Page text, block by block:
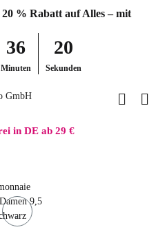
% Rabatt auf Alles – mit
36
Minuten
20
Sekunden
in DE ab 29 €